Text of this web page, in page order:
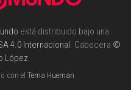
está distribuido bajo una
4.0 Internacional. Cabecera ©
López.
con elTema Hueman